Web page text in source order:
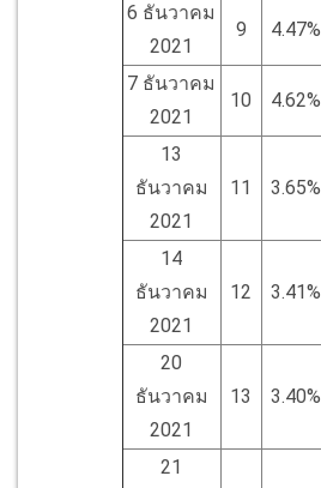
6 ธันวาคม
2021
9 4.47%
7 ธันวาคม
2021
10 4.62%
13
ธันวาคม
2021
11 3.65%
14
ธันวาคม
2021
12 3.41%
20
ธันวาคม
2021
13 3.40%
21